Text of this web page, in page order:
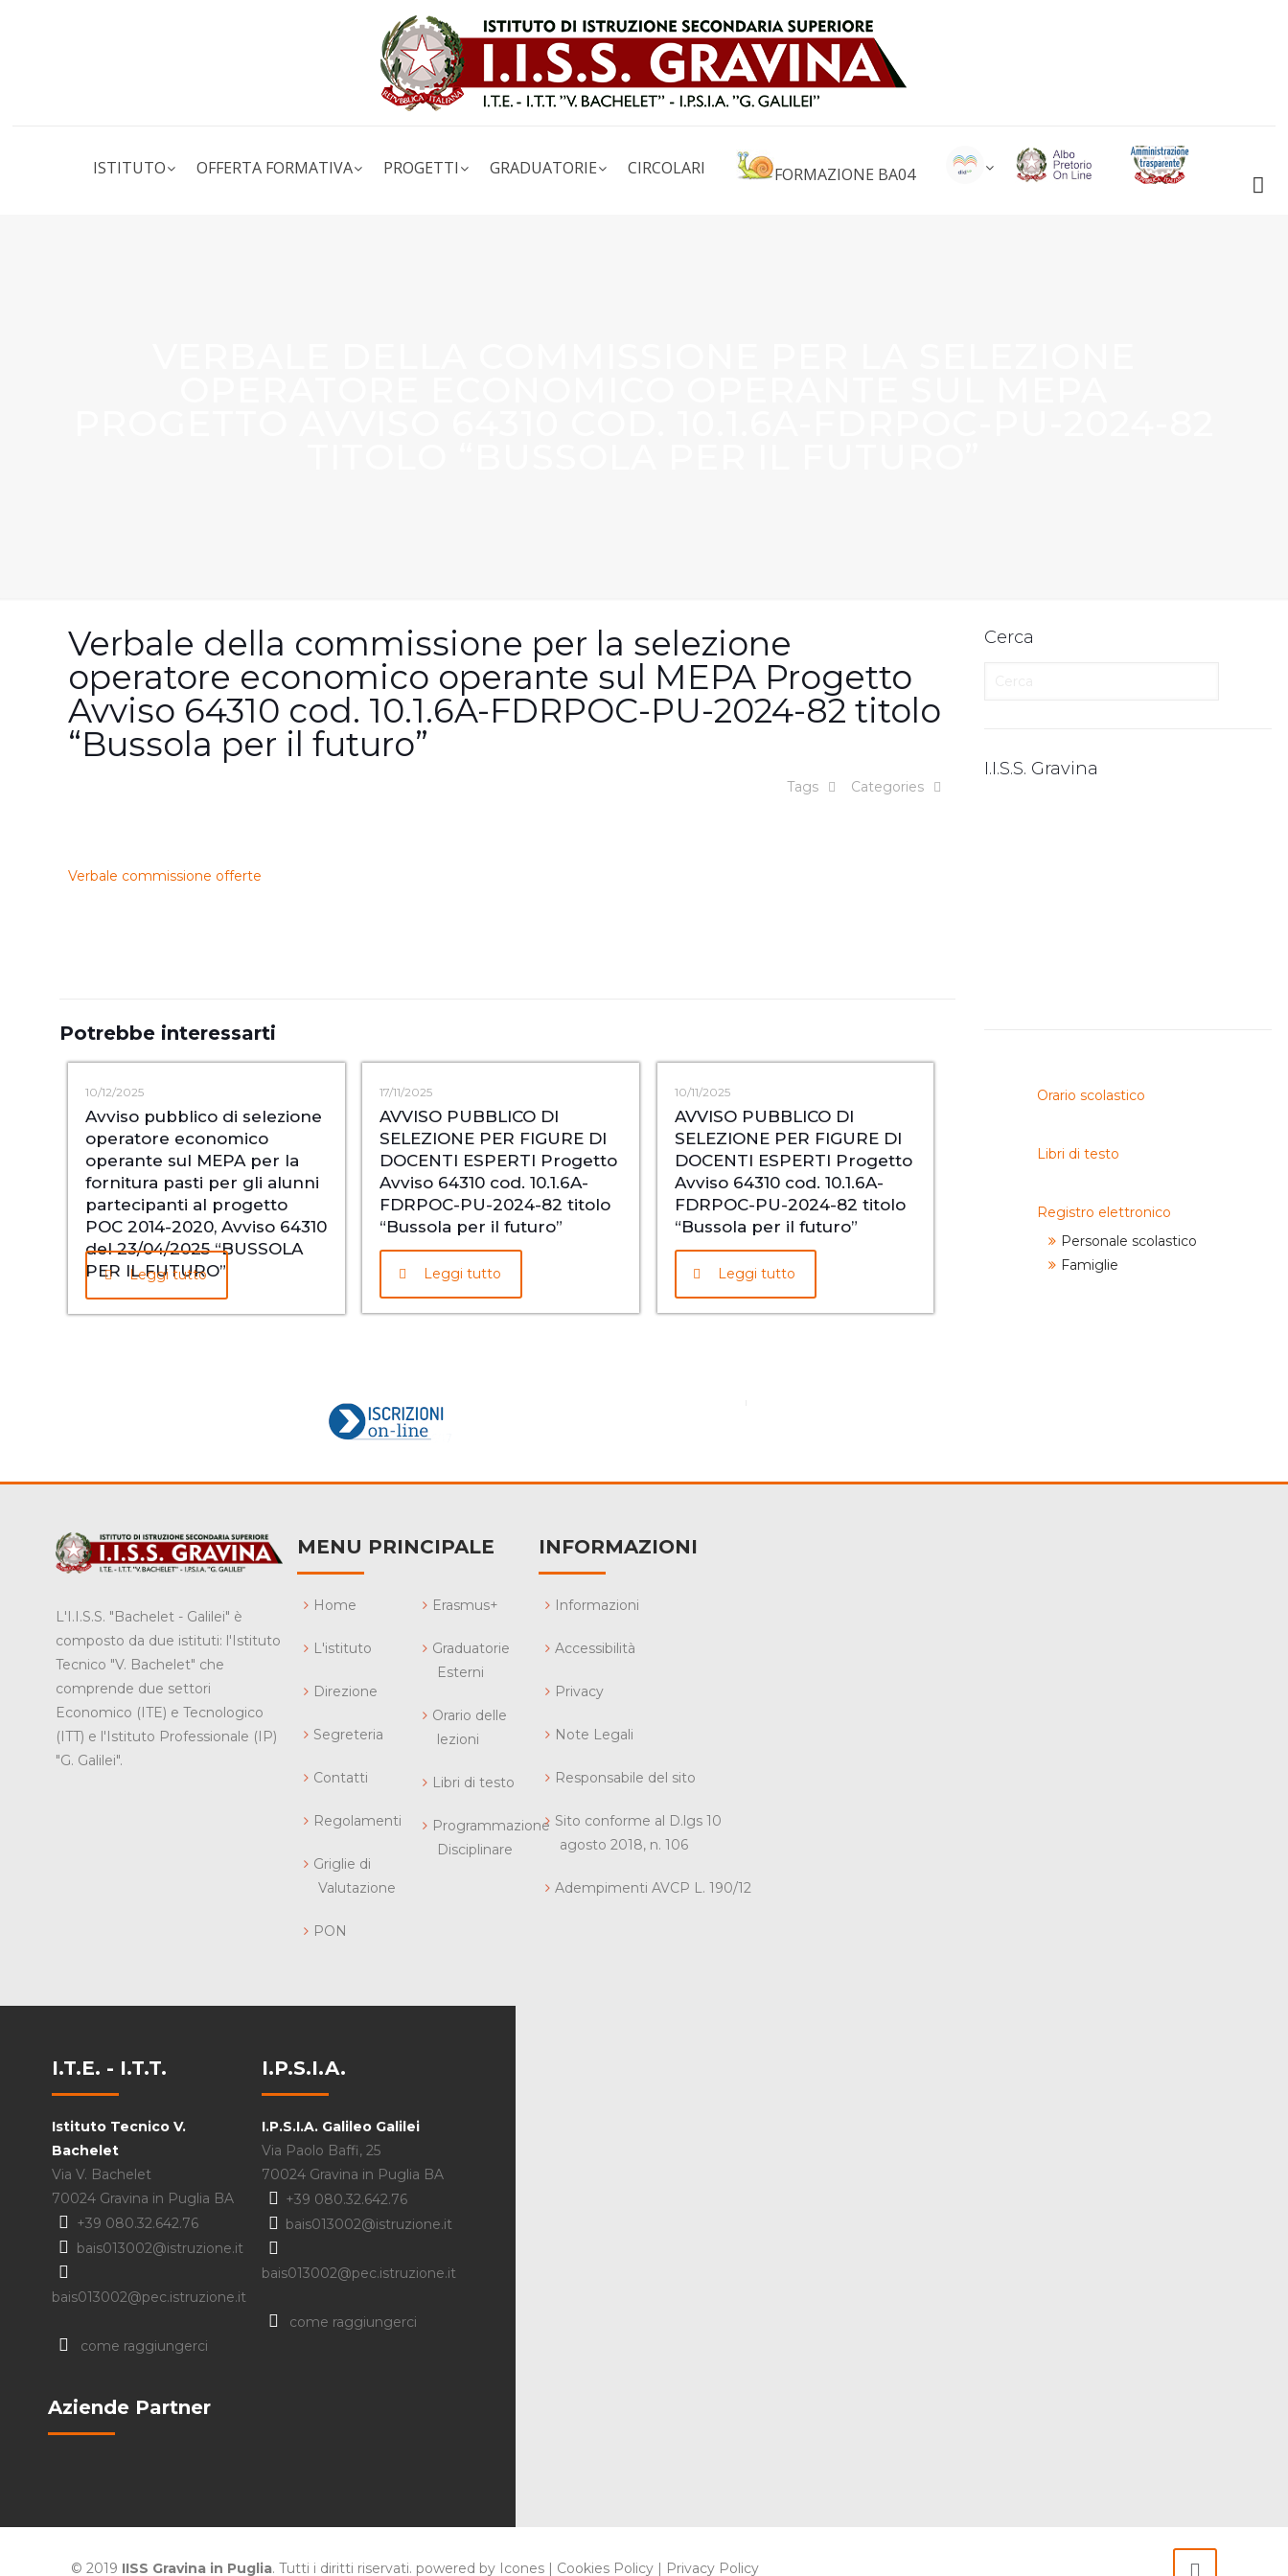
ISTITUTO OFFERTA FORMATIVA PROGETTI GRADUATORIE CIRCOLARI FORMAZIONE BA04
Verbale della commissione per la selezione
operatore economico operante sul MEPA Progetto
Avviso 64310 cod. 10.1.6A-FDRPOC-PU-2024-82 titolo
“Bussola per il futuro”
Categories
Tags
Verbale commissione offerte
Potrebbe interessarti
10/12/2025
Avviso pubblico di selezione
operatore economico
operante sul MEPA per la
fornitura pasti per gli alunni
partecipanti al progetto
POC 2014-2020, Avviso 64310
del 23/04/2025 “BUSSOLA
PER IL FUTURO”
Leggi tutto
17/11/2025
AVVISO PUBBLICO DI
SELEZIONE PER FIGURE DI
DOCENTI ESPERTI Progetto
Avviso 64310 cod. 10.1.6A-
FDRPOC-PU-2024-82 titolo
“Bussola per il futuro”
Leggi tutto
10/11/2025
AVVISO PUBBLICO DI
SELEZIONE PER FIGURE DI
DOCENTI ESPERTI Progetto
Avviso 64310 cod. 10.1.6A-
FDRPOC-PU-2024-82 titolo
“Bussola per il futuro”
Leggi tutto
Cerca
I.I.S.S. Gravina
Orario scolastico
Libri di testo
Registro elettronico
Personale scolastico
Famiglie
L'I.I.S.S. "Bachelet - Galilei" è
composto da due istituti: l'Istituto
Tecnico "V. Bachelet" che
comprende due settori
Economico (ITE) e Tecnologico
(ITT) e l'Istituto Professionale (IP)
"G. Galilei".
MENU PRINCIPALE
Home
L'istituto
Direzione
Segreteria
Contatti
Regolamenti
Griglie di
Valutazione
PON
Erasmus+
Graduatorie
Esterni
Orario delle
lezioni
Libri di testo
Programmazione
Disciplinare
INFORMAZIONI
Informazioni
Accessibilità
Privacy
Note Legali
Responsabile del sito
Sito conforme al D.lgs 10
agosto 2018, n. 106
Adempimenti AVCP L. 190/12
I.T.E. - I.T.T.
Istituto Tecnico V.
Bachelet
Via V. Bachelet
70024 Gravina in Puglia BA
+39 080.32.642.76
bais013002@istruzione.it
bais013002@pec.istruzione.it
come raggiungerci
I.P.S.I.A.
I.P.S.I.A. Galileo Galilei
Via Paolo Baffi, 25
70024 Gravina in Puglia BA
+39 080.32.642.76
bais013002@istruzione.it
bais013002@pec.istruzione.it
come raggiungerci
Aziende Partner
© 2019 IISS Gravina in Puglia. Tutti i diritti riservati. powered by Icones Cookies Policy Privacy Policy